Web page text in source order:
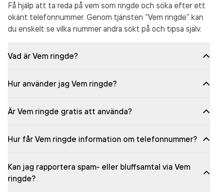
Få hjälp att ta reda på vem som ringde och söka efter ett
okänt telefonnummer. Genom tjänsten “Vem ringde” kan
du enskelt se vilka nummer andra sökt på och tipsa själv.
Vad är Vem ringde?
Hur använder jag Vem ringde?
Är Vem ringde gratis att använda?
Hur får Vem ringde information om telefonnummer?
Kan jag rapportera spam- eller bluffsamtal via Vem
ringde?